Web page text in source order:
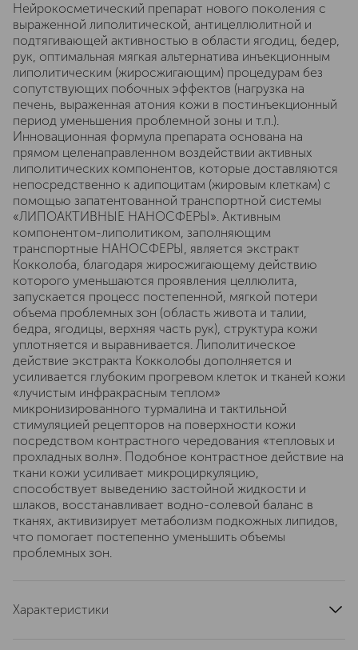
Нейрокосметический препарат нового поколения с
выраженной липолитической, антицеллюлитной и
подтягивающей активностью в области ягодиц, бедер,
рук, оптимальная мягкая альтернатива инъекционным
липолитическим (жиросжигающим) процедурам без
сопутствующих побочных эффектов (нагрузка на
печень, выраженная атония кожи в постинъекционный
период уменьшения проблемной зоны и т.п.).
Инновационная формула препарата основана на
прямом целенаправленном воздействии активных
липолитических компонентов, которые доставляются
непосредственно к адипоцитам (жировым клеткам) с
помощью запатентованной транспортной системы
«ЛИПОАКТИВНЫЕ НАНОСФЕРЫ». Активным
компонентом-липолитиком, заполняющим
транспортные НАНОСФЕРЫ, является экстракт
Кокколоба, благодаря жиросжигающему действию
которого уменьшаются проявления целлюлита,
запускается процесс постепенной, мягкой потери
объема проблемных зон (область живота и талии,
бедра, ягодицы, верхняя часть рук), структура кожи
уплотняется и выравнивается. Липолитическое
действие экстракта Кокколобы дополняется и
усиливается глубоким прогревом клеток и тканей кожи
«лучистым инфракрасным теплом»
микронизированного турмалина и тактильной
стимуляцией рецепторов на поверхности кожи
посредством контрастного чередования «тепловых и
прохладных волн». Подобное контрастное действие на
ткани кожи усиливает микроциркуляцию,
способствует выведению застойной жидкости и
шлаков, восстанавливает водно-солевой баланс в
тканях, активизирует метаболизм подкожных липидов,
что помогает постепенно уменьшить объемы
проблемных зон.
Характеристики